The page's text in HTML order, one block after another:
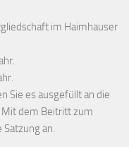
im Haimhauser
Sie es ausgefüllt an die
Mit dem Beitritt zum
an.